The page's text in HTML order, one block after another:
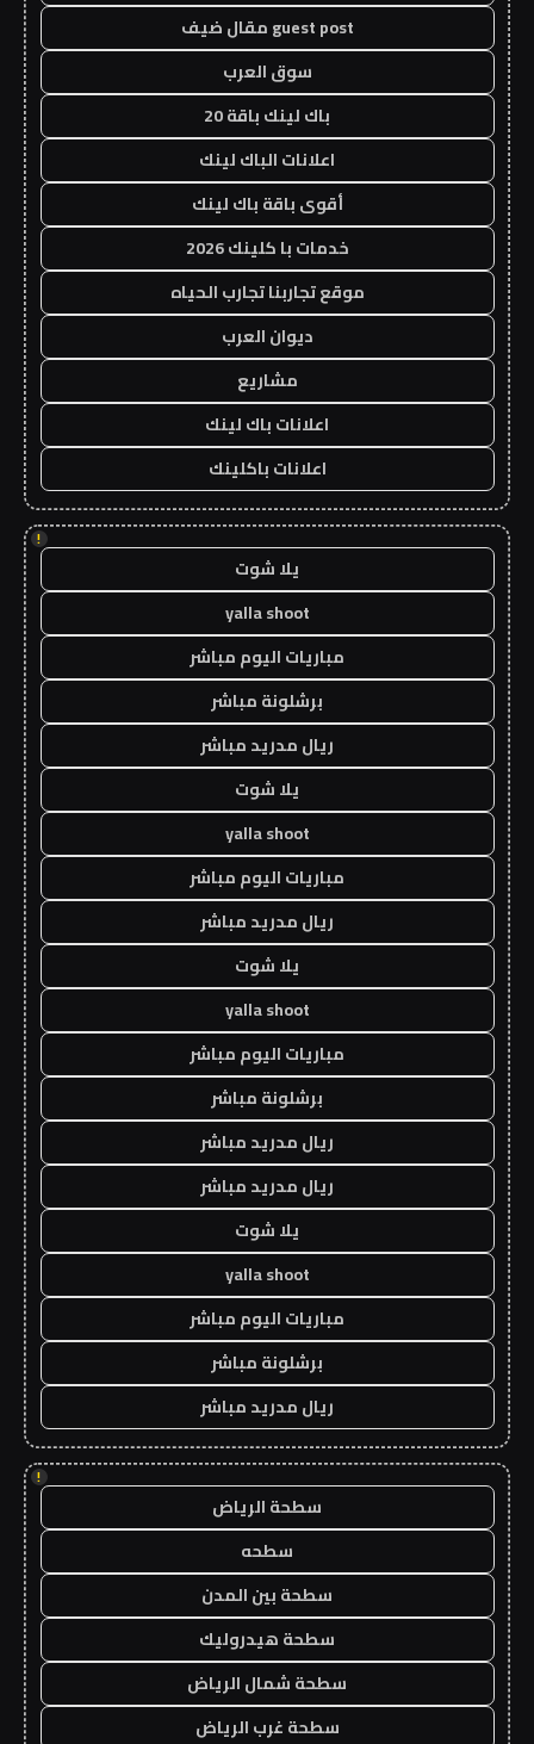
guest post مقال ضيف
سوق العرب
باك لينك باقة 20
اعلانات الباك لينك
أقوى باقة باك لينك
خدمات با كلينك 2026
موقع تجاربنا تجارب الحياه
ديوان العرب
مشاريع
اعلانات باك لينك
اعلانات باكلينك
!
يلا شوت
yalla shoot
مباريات اليوم مباشر
برشلونة مباشر
ريال مدريد مباشر
يلا شوت
yalla shoot
مباريات اليوم مباشر
ريال مدريد مباشر
يلا شوت
yalla shoot
مباريات اليوم مباشر
برشلونة مباشر
ريال مدريد مباشر
ريال مدريد مباشر
يلا شوت
yalla shoot
مباريات اليوم مباشر
برشلونة مباشر
ريال مدريد مباشر
!
سطحة الرياض
سطحه
سطحة بين المدن
سطحة هيدروليك
سطحة شمال الرياض
سطحة غرب الرياض